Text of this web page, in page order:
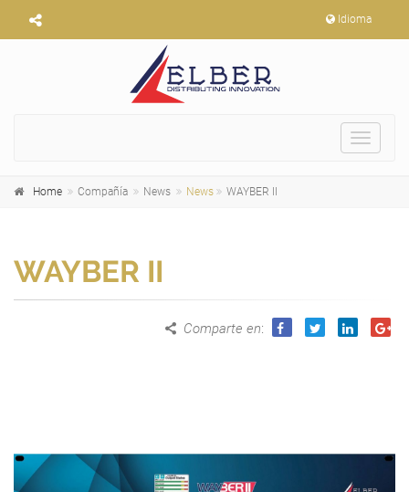
Idioma
Toggle
Home Compañía News News WAYBER II
WAYBER II
Comparte en: